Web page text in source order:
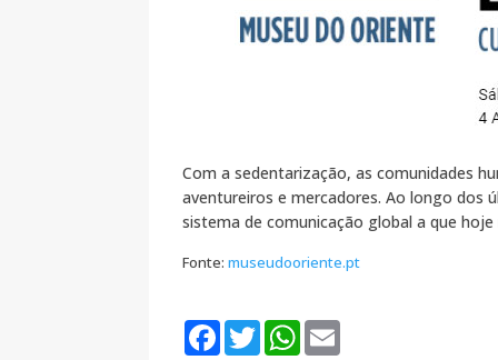
Com a sedentarização, as comunidades
aventureiros e mercadores. Ao longo dos
sistema de comunicação global a que
Fonte:museudooriente.pt
F
a
T
w
W